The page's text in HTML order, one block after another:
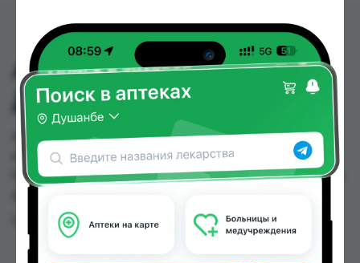
АРКО МЕН ГЕЛЬ ДЛЯ
ДУША 260МЛ
АРКО МЕН ГЕЛЬ ДЛЯ ДУША 260МЛ можно
купить или заказать в аптеках, Нишон №1, Санус
№1 по цене от 12.00 TJS до 18.00 TJS в Душанбе и
Цена: от12.00 TJS